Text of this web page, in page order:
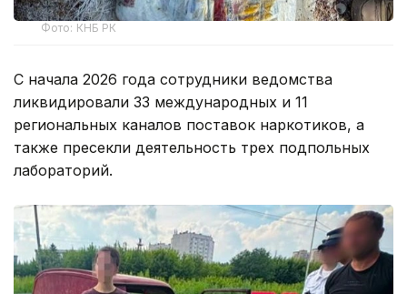
Фото: КНБ РК
С начала 2026 года сотрудники ведомства
ликвидировали 33 международных и 11
региональных каналов поставок наркотиков, а
также пресекли деятельность трех подпольных
лабораторий.